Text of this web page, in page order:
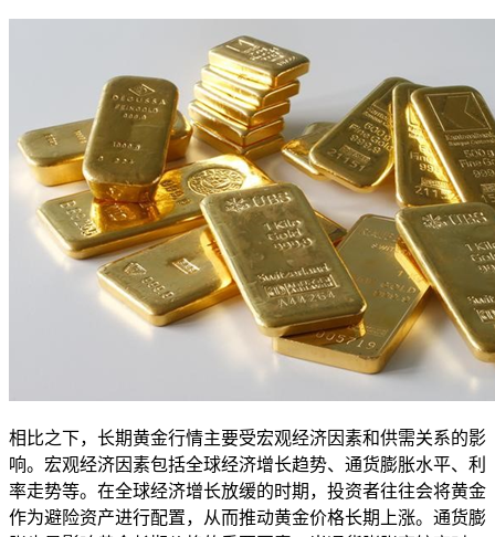
相比之下，长期黄金行情主要受宏观经济因素和供需关系的影
响。宏观经济因素包括全球经济增长趋势、通货膨胀水平、利
率走势等。在全球经济增长放缓的时期，投资者往往会将黄金
作为避险资产进行配置，从而推动黄金价格长期上涨。通货膨